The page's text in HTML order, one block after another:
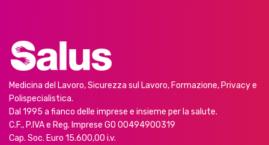
Medicina del Lavoro, Sicurezza sul Lavoro, Formazione, Privacy e
Polispecialistica.
Dal 1995 a fianco delle imprese e insieme per la salute.
C.F., P.IVA e Reg. Imprese GO 00494900319
Cap. Soc. Euro 15.600,00 i.v.